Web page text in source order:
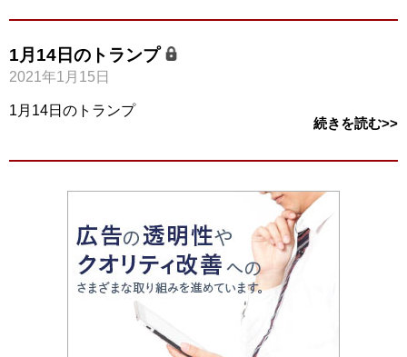
1月14日のトランプ
2021年1月15日
1月14日のトランプ
続きを読む>>